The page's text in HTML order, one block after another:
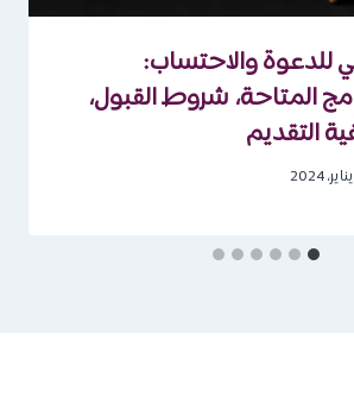
للدعوة والاحتساب:
المتاحة، شروط القبول،
التقديم